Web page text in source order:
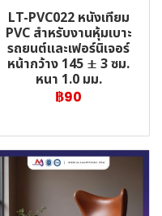
LT-PVC022 หนังเทียม
PVC สำหรับงานหุ้มเบาะ
รถยนต์และเฟอร์นิเจอร์
หน้ากว้าง 145 ± 3 ซม.
หนา 1.0 มม.
฿90